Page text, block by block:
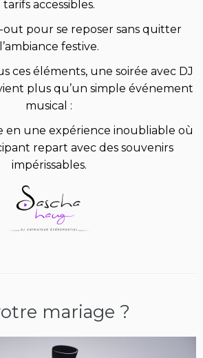
tarifs accessibles.
out pour se reposer sans quitter
l’ambiance festive.
ces éléments, une soirée avec DJ
plus qu’un simple événement
musical :
en une expérience inoubliable où
repart avec des souvenirs
impérissables.
mariage ?